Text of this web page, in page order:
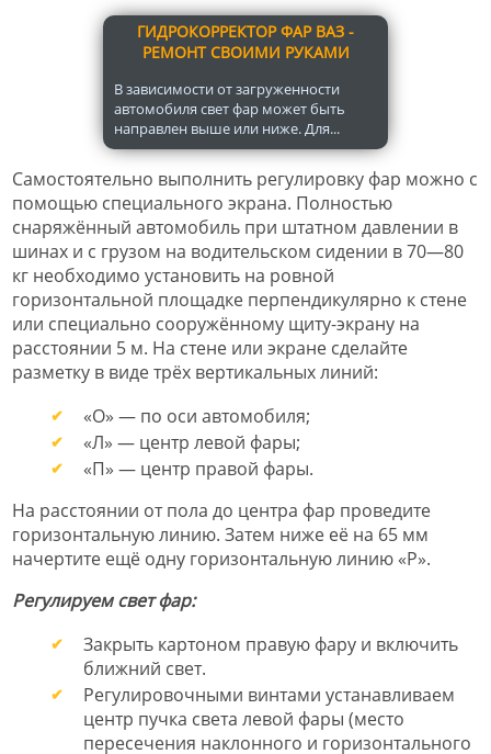
ГИДРОКОРРЕКТОР ФАР ВАЗ -
РЕМОНТ СВОИМИ РУКАМИ
В зависимости от загруженности
автомобиля свет фар может быть
направлен выше или ниже. Для...
Самостоятельно выполнить регулировку фар можно с
помощью специального экрана. Полностью
снаряжённый автомобиль при штатном давлении в
шинах и с грузом на водительском сидении в 70—80
кг необходимо установить на ровной
горизонтальной площадке перпендикулярно к стене
или специально сооружённому щиту-экрану на
расстоянии 5 м. На стене или экране сделайте
разметку в виде трёх вертикальных линий:
«О» — по оси автомобиля;
«Л» — центр левой фары;
«П» — центр правой фары.
На расстоянии от пола до центра фар проведите
горизонтальную линию. Затем ниже её на 65 мм
начертите ещё одну горизонтальную линию «Р».
Регулируем свет фар:
Закрыть картоном правую фару и включить
ближний свет.
Регулировочными винтами устанавливаем
центр пучка света левой фары (место
пересечения наклонного и горизонтального